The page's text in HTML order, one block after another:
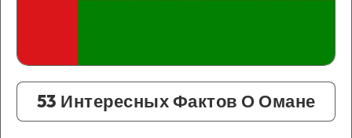
53 Интересных Фактов О Омане